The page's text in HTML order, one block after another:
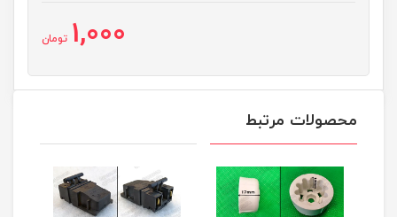
1,000 تومان
محصولات مرتبط